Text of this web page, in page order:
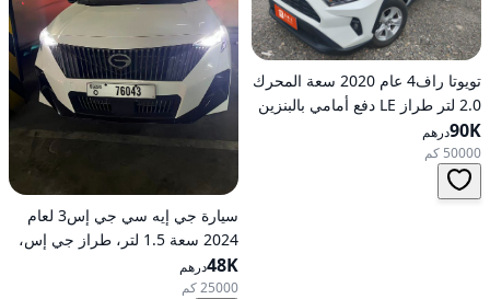
تويوتا راف4 عام 2020 سعة المحرك
2.0 لتر طراز LE دفع أمامي بالبنزين
أوتوماتيكي
90Kدرهم
50000 كم
سيارة جي إيه سي جي إس3 لعام
2024 سعة 1.5 لتر، طراز جي إس،
تعمل بالبنزين، ناقل حركة
أوتوماتيكي، دفع أمامي
48Kدرهم
25000 كم